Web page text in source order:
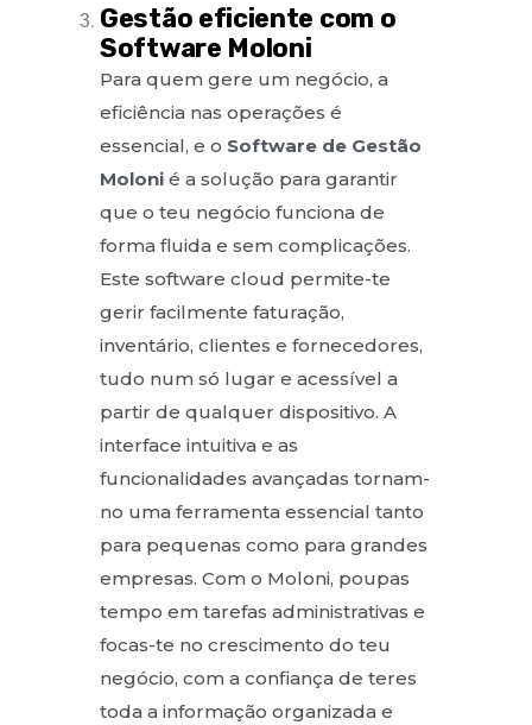
Gestão eficiente com o
Software Moloni
Para quem gere um negócio, a
eficiência nas operações é
essencial, e o Software de Gestão
Moloni é a solução para garantir
que o teu negócio funciona de
forma fluida e sem complicações.
Este software cloud permite-te
gerir facilmente faturação,
inventário, clientes e fornecedores,
tudo num só lugar e acessível a
partir de qualquer dispositivo. A
interface intuitiva e as
funcionalidades avançadas tornam-
no uma ferramenta essencial tanto
para pequenas como para grandes
empresas. Com o Moloni, poupas
tempo em tarefas administrativas e
focas-te no crescimento do teu
negócio, com a confiança de teres
toda a informação organizada e